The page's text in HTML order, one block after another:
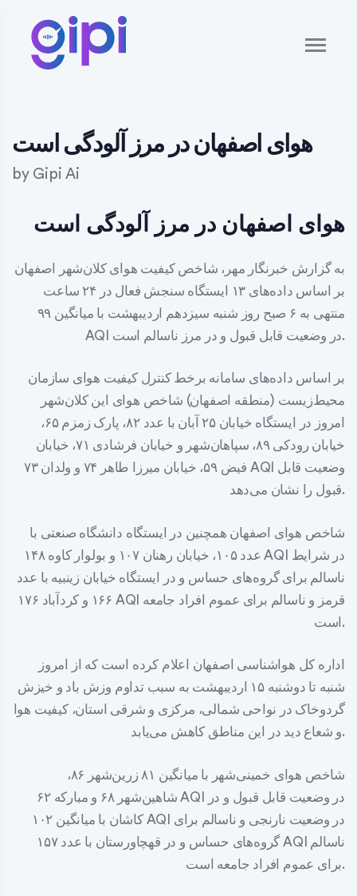
هوای اصفهان در مرز آلودگی است
by Gipi Ai
هوای اصفهان در مرز آلودگی است
به گزارش خبرنگار مهر، شاخص کیفیت هوای کلان‌شهر اصفهان
بر اساس داده‌های ۱۳ ایستگاه سنجش فعال در ۲۴ ساعت
منتهی به ۶ صبح روز شنبه سیزدهم اردیبهشت با میانگین ۹۹
AQI در وضعیت قابل قبول و در مرز ناسالم است.
بر اساس داده‌های سامانه برخط کنترل کیفیت هوای سازمان
محیط‌زیست (منطقه اصفهان) شاخص هوای این کلان‌شهر
امروز در ایستگاه خیابان ۲۵ آبان با عدد ۸۲، پارک زمزم ۶۵،
خیابان رودکی ۸۹، سپاهان‌شهر و خیابان فرشادی ۷۱، خیابان
فیض ۵۹، خیابان میرزا طاهر ۷۴ و ولدان ۷۳ AQI وضعیت قابل
قبول را نشان می‌دهد.
شاخص هوای اصفهان همچنین در ایستگاه دانشگاه صنعتی با
عدد ۱۰۵، خیابان رهنان ۱۰۷ و بولوار کاوه ۱۴۸ AQI در شرایط
ناسالم برای گروه‌های حساس و در ایستگاه خیابان زینبیه با عدد
۱۶۶ و کردآباد ۱۷۶ AQI قرمز و ناسالم برای عموم افراد جامعه
است.
اداره کل هواشناسی اصفهان اعلام کرده است که از امروز
شنبه تا دوشنبه ۱۵ اردیبهشت به سبب تداوم وزش باد و خیزش
گردوخاک در نواحی شمالی، مرکزی و شرقی استان، کیفیت هوا
و شعاع دید در این مناطق کاهش می‌یابد.‌
شاخص هوای خمینی‌شهر با میانگین ۸۱ زرین‌شهر ۸۶،
شاهین‌شهر ۶۸ و مبارکه ۶۲ AQI در وضعیت قابل قبول و در
کاشان با میانگین ۱۰۲ AQI در وضعیت نارنجی و ناسالم برای
گروه‌های حساس و در قهچاورستان با عدد ۱۵۷ AQI ناسالم
برای عموم افراد جامعه است.